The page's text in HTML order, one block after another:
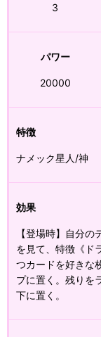
3
パワー
20000
特徴
ナメック星人/神
効果
【登場時】自分
を見て、特徴《ド
つカードを好きな
プに置く。残りを
下に置く。